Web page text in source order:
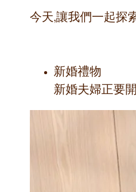
今天,讓我們一起探
新婚禮物
新婚夫婦正要